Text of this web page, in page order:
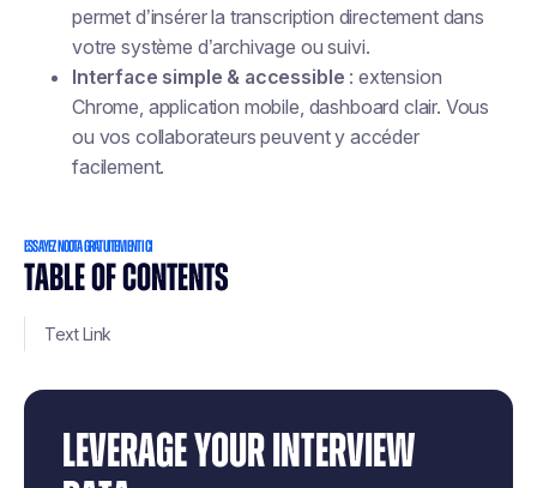
TABLE OF CONTENTS
Text Link
LEVERAGE YOUR INTERVIEW
permet d’insérer la transcription directement dans
votre système d’archivage ou suivi.
Interface simple & accessible : extension
Chrome, application mobile, dashboard clair. Vous
ou vos collaborateurs peuvent y accéder
facilement.
Essayez Noota gratuitement ici